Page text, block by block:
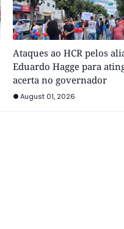
Ataques ao HCR pelos
Eduardo Hagge para
acerta no governador
August 01, 2026